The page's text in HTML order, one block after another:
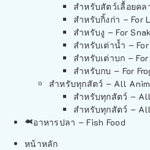
สำหรับสัตว์เลื้อยค
สำหรับกิ้งก่า – For
สำหรับงู – For
สำหรับเต่าน้ำ –
สำหรับเต่าบก –
สำหรับกบ – For
สำหรับทุกสัตว์ – All
สำหรับทุกสัตว์ –
สำหรับทุกสัตว์ –
อาหารปลา – Fish Food
หน้าหลัก